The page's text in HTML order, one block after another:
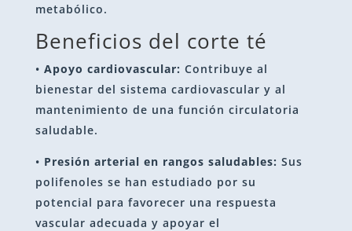
metabólico.
Beneficios del corte té
• Apoyo cardiovascular: Contribuye al
bienestar del sistema cardiovascular y al
mantenimiento de una función circulatoria
saludable.
• Presión arterial en rangos saludables: Sus
polifenoles se han estudiado por su
potencial para favorecer una respuesta
vascular adecuada y apoyar el